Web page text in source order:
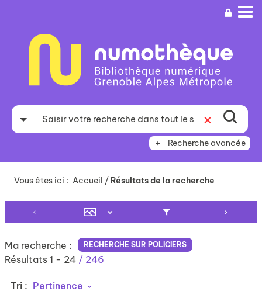
recherche
Recherche avancée
Vous êtes ici : Accueil / Résultats de la recherche
Ma recherche : RECHERCHE SUR POLICIERS
Résultats 1 - 24 / 246
Tri : Pertinence